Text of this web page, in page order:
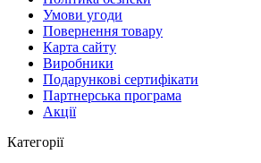
Умови угоди
Повернення товару
Карта сайту
Виробники
Подарункові сертифікати
Партнерська програма
Акції
Категорії